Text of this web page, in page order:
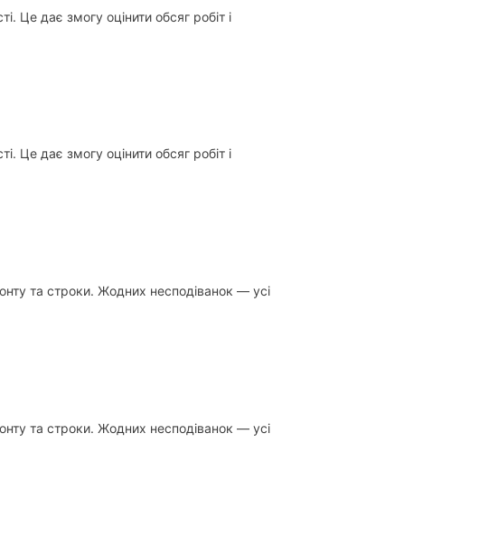
Це дає змогу оцінити обсяг робіт і
Це дає змогу оцінити обсяг робіт і
та строки. Жодних несподіванок — усі
та строки. Жодних несподіванок — усі